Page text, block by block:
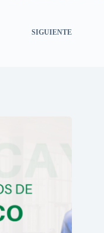
SIGUIENTE